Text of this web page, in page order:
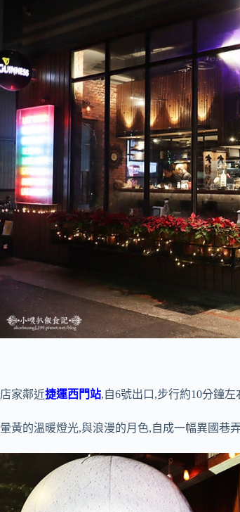
店家鄰近捷運西門站,自6號出口,步行約10分鐘左
暈黃的溫暖燈光,與浪漫的月色,自成一幅異國巷